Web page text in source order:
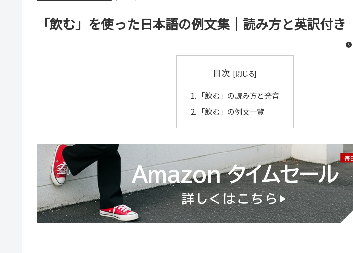
「飲む」を使った日本語の例文集｜読み方と英訳付き
目次
「飲む」の読み方と発音
「飲む」の例文一覧